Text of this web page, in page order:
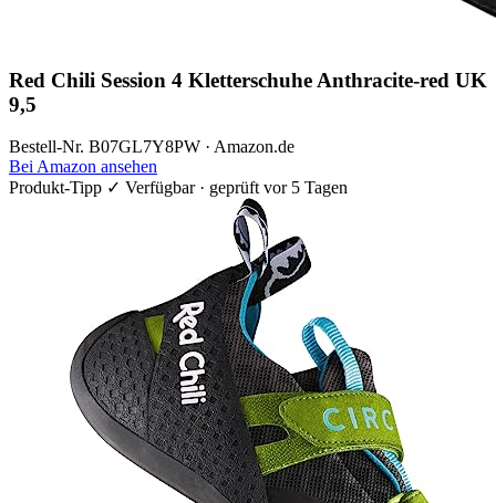
Red Chili Session 4 Kletterschuhe Anthracite-red UK
9,5
Bestell-Nr. B07GL7Y8PW · Amazon.de
Bei Amazon ansehen
Produkt-Tipp ✓ Verfügbar · geprüft vor 5 Tagen